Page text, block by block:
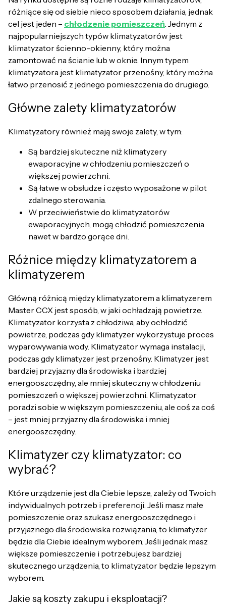
różniące się od siebie nieco sposobem działania, jednak
cel jest jeden – chłodzenie pomieszczeń. Jednym z
najpopularniejszych typów klimatyzatorów jest
klimatyzator ścienno-okienny, który można
zamontować na ścianie lub w oknie. Innym typem
klimatyzatora jest klimatyzator przenośny, który można
łatwo przenosić z jednego pomieszczenia do drugiego.
Główne zalety klimatyzatorów
Klimatyzatory również mają swoje zalety, w tym:
Są bardziej skuteczne niż klimatyzery
ewaporacyjne w chłodzeniu pomieszczeń o
większej powierzchni.
Są łatwe w obsłudze i często wyposażone w pilot
zdalnego sterowania.
W przeciwieństwie do klimatyzatorów
ewaporacyjnych, mogą chłodzić pomieszczenia
nawet w bardzo gorące dni.
Różnice między klimatyzatorem a
klimatyzerem
Główną różnicą między klimatyzatorem a klimatyzerem
Master CCX jest sposób, w jaki ochładzają powietrze.
Klimatyzator korzysta z chłodziwa, aby ochłodzić
powietrze, podczas gdy klimatyzer wykorzystuje proces
wyparowywania wody. Klimatyzator wymaga instalacji,
podczas gdy klimatyzer jest przenośny. Klimatyzer jest
bardziej przyjazny dla środowiska i bardziej
energooszczędny, ale mniej skuteczny w chłodzeniu
pomieszczeń o większej powierzchni. Klimatyzator
poradzi sobie w większym pomieszczeniu, ale coś za coś
– jest mniej przyjazny dla środowiska i mniej
energooszczędny.
Klimatyzer czy klimatyzator: co
wybrać?
Które urządzenie jest dla Ciebie lepsze, zależy od Twoich
indywidualnych potrzeb i preferencji. Jeśli masz małe
pomieszczenie oraz szukasz energooszczędnego i
przyjaznego dla środowiska rozwiązania, to klimatyzer
będzie dla Ciebie idealnym wyborem. Jeśli jednak masz
większe pomieszczenie i potrzebujesz bardziej
skutecznego urządzenia, to klimatyzator będzie lepszym
wyborem.
Jakie są koszty zakupu i eksploatacji?